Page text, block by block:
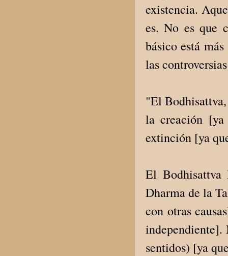
existencia.
es. No es que
básico está
las
"El
la creación
extinción [ya
El Bodhisattva
Dharma de la
con otras
sentidos) [ya